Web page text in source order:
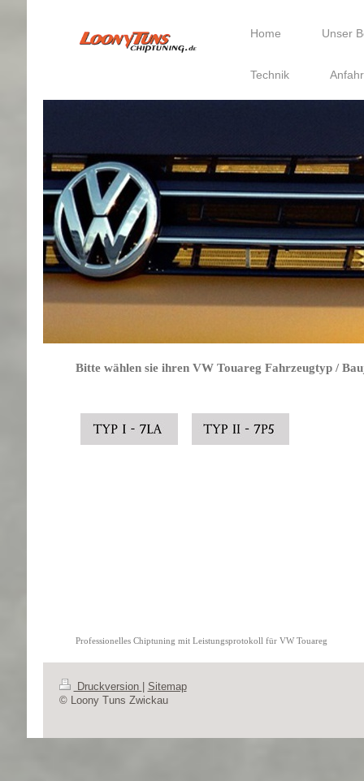
Home Unser
Technik
Bitte wählen sie ihren VW Touareg Fahrzeugtyp /
Professionelles Chiptuning mit Leistungsprotokoll für VW Touareg
Druckversion
Sitemap
© Loony Tuns Zwickau